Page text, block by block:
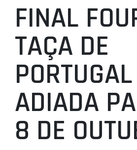
ÚLTIMAS
COMPETIÇÕES
ASSOCIAÇÕES
CLUBES
AGENTES
AGENDA
SELEÇÕES
MINIBASQUETE
FINAL
TAÇA DE
PORTUGAL
ADIADA
8 DE